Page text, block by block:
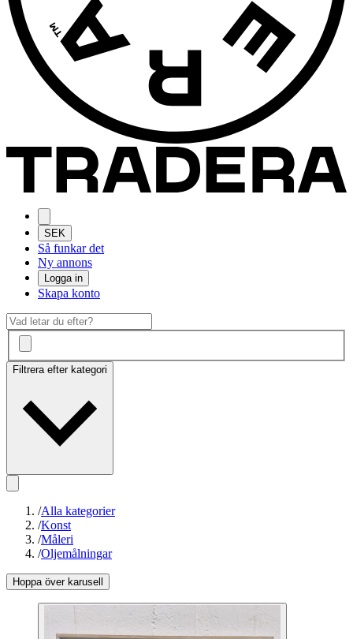
SEK
Så funkar det
Ny annons
Logga in
Skapa konto
Filtrera efter kategori
/Alla kategorier
/Konst
/Måleri
/Oljemålningar
Hoppa över karusell